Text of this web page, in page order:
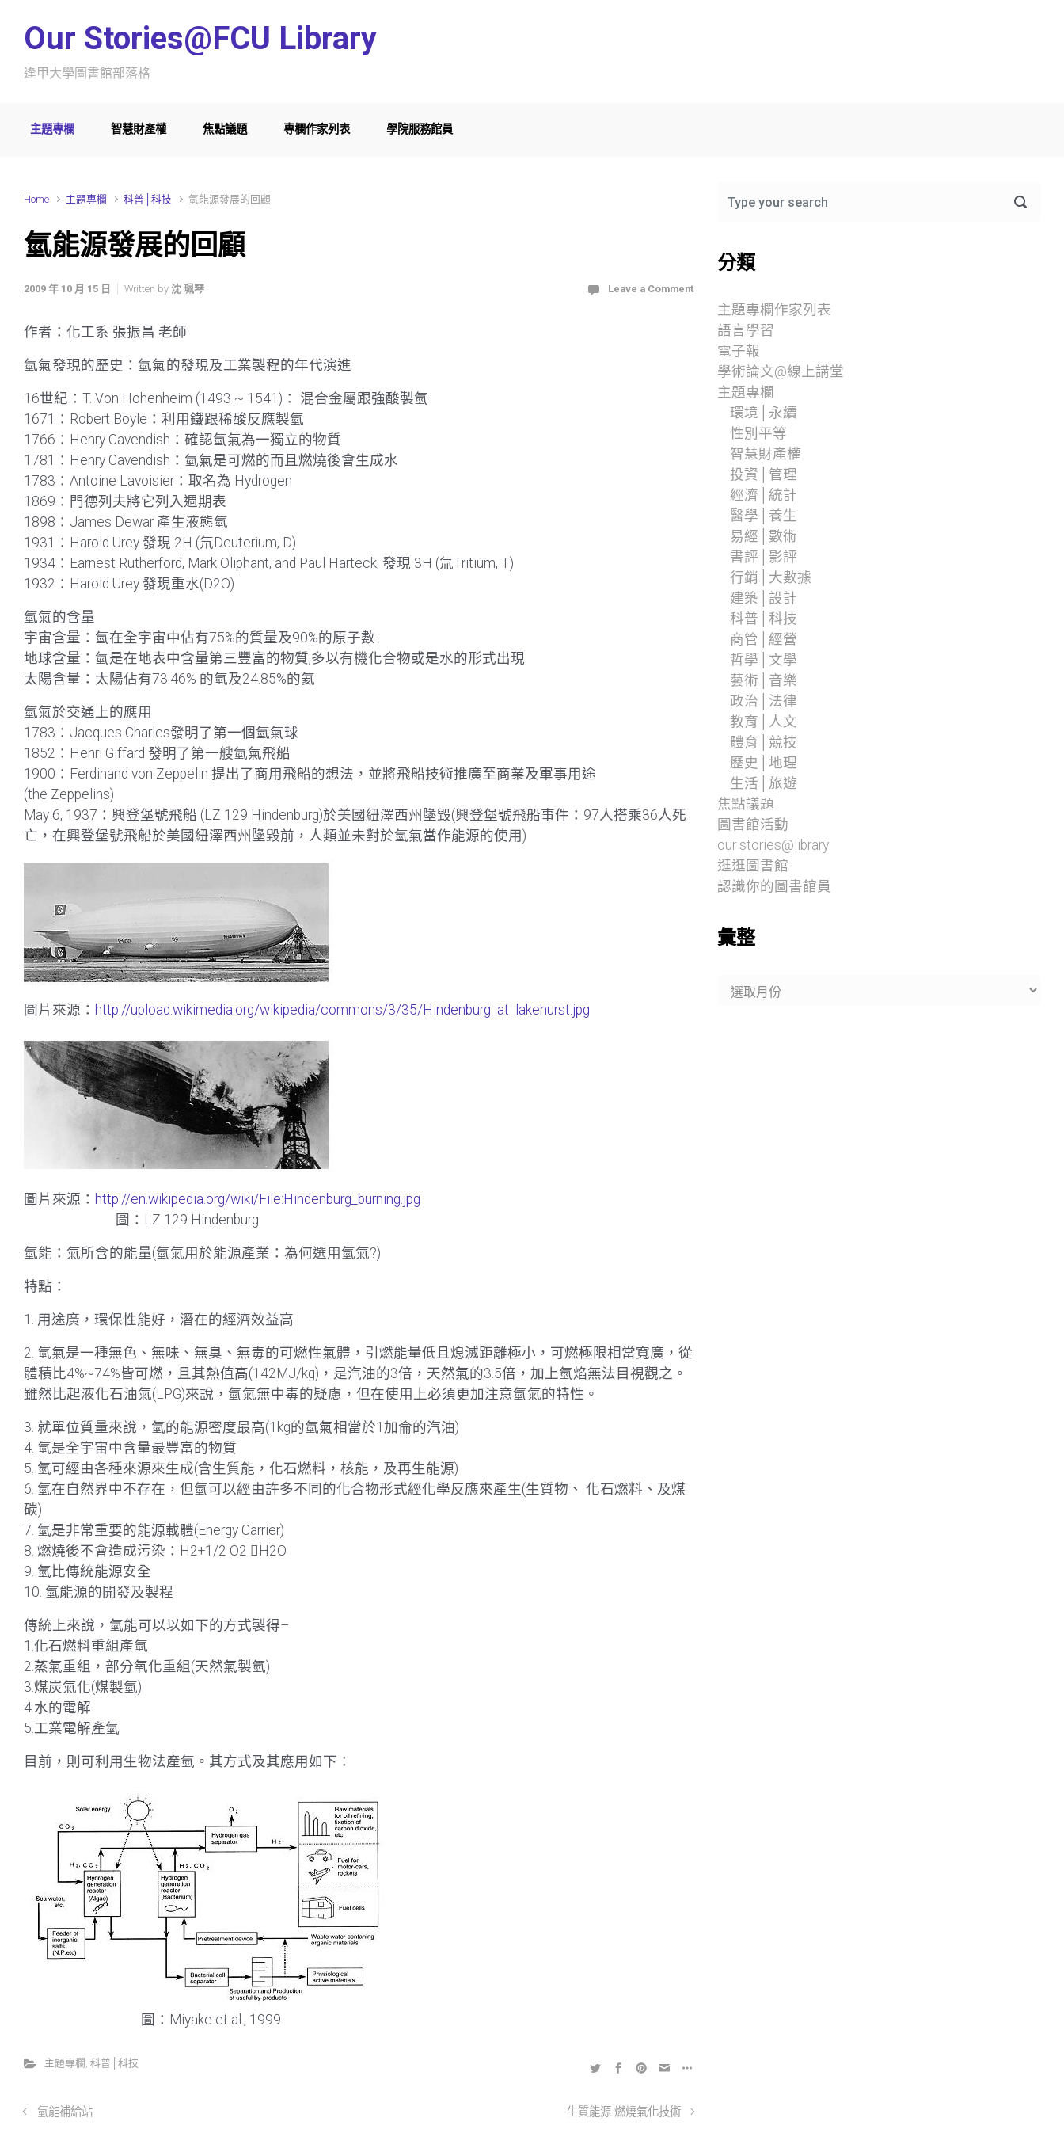
Our Stories@FCU Library
逢甲大學圖書館部落格
主題專欄 智慧財產權 焦點議題 專欄作家列表 學院服務館員
Home 主題專欄 科普│科技 氫能源發展的回顧
氫能源發展的回顧
2009 年 10 月 15 日 Written by 沈 珮琴 Leave a Comment
作者：化工系 張振昌 老師
氫氣發現的歷史：氫氣的發現及工業製程的年代演進
16世紀：T. Von Hohenheim (1493 ~ 1541)： 混合金屬跟強酸製氫
1671：Robert Boyle：利用鐵跟稀酸反應製氫
1766：Henry Cavendish：確認氫氣為一獨立的物質
1781：Henry Cavendish：氫氣是可燃的而且燃燒後會生成水
1783：Antoine Lavoisier：取名為 Hydrogen
1869：門德列夫將它列入週期表
1898：James Dewar 產生液態氫
1931：Harold Urey 發現 2H (氘Deuterium, D)
1934：Earnest Rutherford, Mark Oliphant, and Paul Harteck, 發現 3H (氚Tritium, T)
1932：Harold Urey 發現重水(D2O)
氫氣的含量
宇宙含量：氫在全宇宙中佔有75%的質量及90%的原子數.
地球含量：氫是在地表中含量第三豐富的物質,多以有機化合物或是水的形式出現
太陽含量：太陽佔有73.46% 的氫及24.85%的氦
氫氣於交通上的應用
1783：Jacques Charles發明了第一個氫氣球
1852：Henri Giffard 發明了第一艘氫氣飛船
1900：Ferdinand von Zeppelin 提出了商用飛船的想法，並將飛船技術推廣至商業及軍事用途
(the Zeppelins)
May 6, 1937：興登堡號飛船 (LZ 129 Hindenburg)於美國紐澤西州墬毀(興登堡號飛船事件：97人搭乘36人死
亡，在興登堡號飛船於美國紐澤西州墬毀前，人類並未對於氫氣當作能源的使用)
圖片來源： http://upload.wikimedia.org/wikipedia/commons/3/35/Hindenburg_at_lakehurst.jpg
圖片來源： http://en.wikipedia.org/wiki/File:Hindenburg_burning.jpg
圖：LZ 129 Hindenburg
氫能：氣所含的能量(氫氣用於能源產業：為何選用氫氣?)
特點：
1. 用途廣，環保性能好，潛在的經濟效益高
2. 氫氣是一種無色、無味、無臭、無毒的可燃性氣體，引燃能量低且熄滅距離極小，可燃極限相當寬廣，從
體積比4%~74%皆可燃，且其熱值高(142MJ/kg)，是汽油的3倍，天然氣的3.5倍，加上氫焰無法目視觀之。
雖然比起液化石油氣(LPG)來說，氫氣無中毒的疑慮，但在使用上必須更加注意氫氣的特性。
3. 就單位質量來說，氫的能源密度最高(1kg的氫氣相當於1加侖的汽油)
4. 氫是全宇宙中含量最豐富的物質
5. 氫可經由各種來源來生成(含生質能，化石燃料，核能，及再生能源)
6. 氫在自然界中不存在，但氫可以經由許多不同的化合物形式經化學反應來產生(生質物、 化石燃料、及煤
碳)
7. 氫是非常重要的能源載體(Energy Carrier)
8. 燃燒後不會造成污染：H2+1/2 O2 H2O
9. 氫比傳統能源安全
10. 氫能源的開發及製程
傳統上來說，氫能可以以如下的方式製得–
1.化石燃料重組產氫
2.蒸氣重組，部分氧化重組(天然氣製氫)
3.煤炭氣化(煤製氫)
4.水的電解
5.工業電解產氫
目前，則可利用生物法產氫。其方式及其應用如下：
圖：Miyake et al., 1999
主題專欄 , 科普│科技
氫能補給站 生質能源-燃燒氣化技術
分類
主題專欄作家列表
語言學習
電子報
學術論文@線上講堂
主題專欄
環境│永續
性別平等
智慧財產權
投資│管理
經濟│統計
醫學│養生
易經│數術
書評│影評
行銷│大數據
建築│設計
科普│科技
商管│經營
哲學│文學
藝術│音樂
政治│法律
教育│人文
體育│競技
歷史│地理
生活│旅遊
焦點議題
圖書館活動
our stories@library
逛逛圖書館
認識你的圖書館員
彙整